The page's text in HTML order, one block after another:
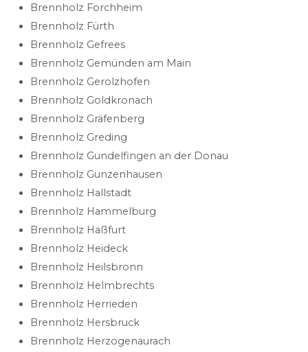
Brennholz Forchheim
Brennholz Fürth
Brennholz Gefrees
Brennholz Gemünden am Main
Brennholz Gerolzhofen
Brennholz Goldkronach
Brennholz Gräfenberg
Brennholz Greding
Brennholz Gundelfingen an der Donau
Brennholz Gunzenhausen
Brennholz Hallstadt
Brennholz Hammelburg
Brennholz Haßfurt
Brennholz Heideck
Brennholz Heilsbronn
Brennholz Helmbrechts
Brennholz Herrieden
Brennholz Hersbruck
Brennholz Herzogenaurach